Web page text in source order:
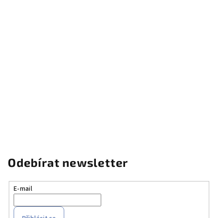
Odebírat newsletter
E-mail